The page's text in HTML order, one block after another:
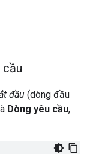
đầu (dòng đầu
Dòng yêu cầu,